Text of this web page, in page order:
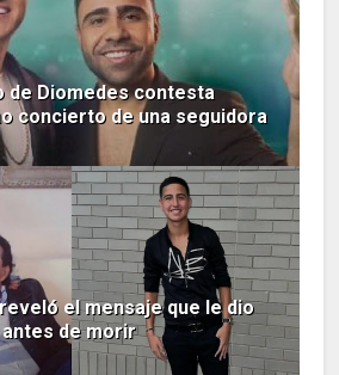
de Diomedes contesta
concierto de una seguidora
el mensaje que le dio
de morir